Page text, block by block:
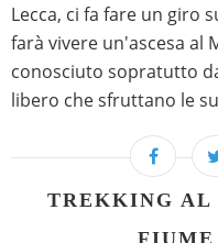
Lecca, ci fa fare un giro
farà vivere un'ascesa al
conosciuto sopratutto
libero che sfruttano le
TREKKING